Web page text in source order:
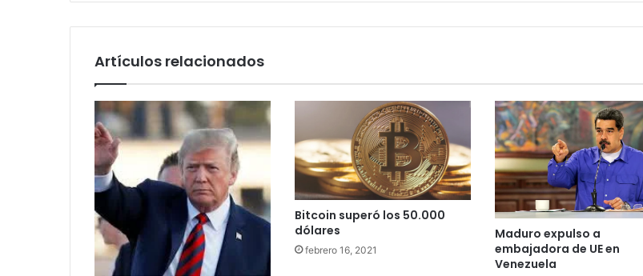
Artículos relacionados
Bitcoin superó los 50.000
dólares
febrero 16, 2021
Maduro expulso a
embajadora de UE en
Venezuela